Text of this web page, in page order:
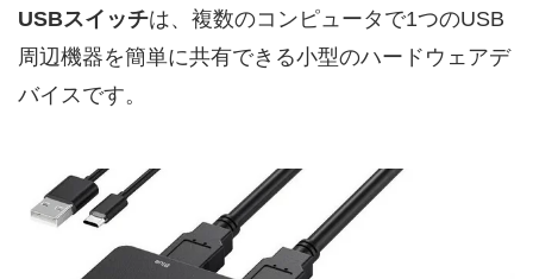
USBスイッチは、複数のコンピュータで1つのUSB
周辺機器を簡単に共有できる小型のハードウェアデ
バイスです。